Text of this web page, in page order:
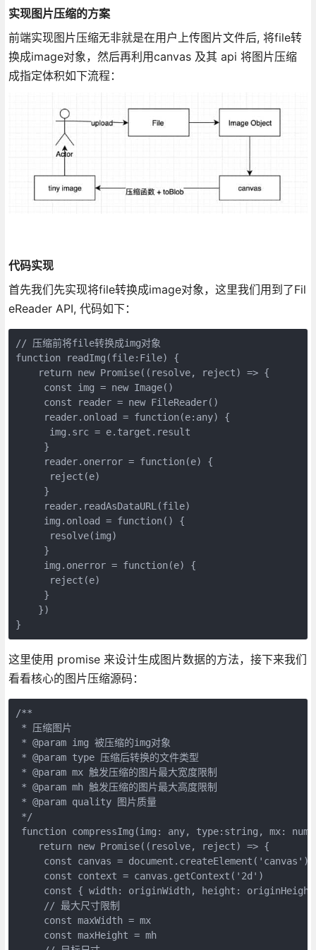
实现图片压缩的方案
前端实现图片压缩无非就是在用户上传图片文件后, 将file转
换成image对象，然后再利用canvas 及其 api 将图片压缩
成指定体积如下流程：
代码实现
首先我们先实现将file转换成image对象，这里我们用到了Fil
eReader API, 代码如下：
// 压缩前将file转换成img对象
function readImg(file:File) {
    return new Promise((resolve, reject) => {
     const img = new Image()
     const reader = new FileReader()
     reader.onload = function(e:any) {
      img.src = e.target.result
     }
     reader.onerror = function(e) {
      reject(e)
     }
     reader.readAsDataURL(file)
     img.onload = function() {
      resolve(img)
     }
     img.onerror = function(e) {
      reject(e)
     }
    })
}
这里使用 promise 来设计生成图片数据的方法，接下来我们
看看核心的图片压缩源码：
/**
* 压缩图片
* @param img 被压缩的img对象
* @param type 压缩后转换的文件类型
* @param mx 触发压缩的图片最大宽度限制
* @param mh 触发压缩的图片最大高度限制
* @param quality 图片质量
*/
function compressImg(img: any, type:string, mx:
    return new Promise((resolve, reject) => {
     const canvas = document.createElement('canvas')
     const context = canvas.getContext('2d')
const { width: originWidth, height:
     // 最大尺寸限制
     const maxWidth = mx
     const maxHeight = mh